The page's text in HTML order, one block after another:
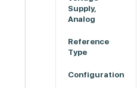
Supply,
Analog
Reference
Type
Configuration